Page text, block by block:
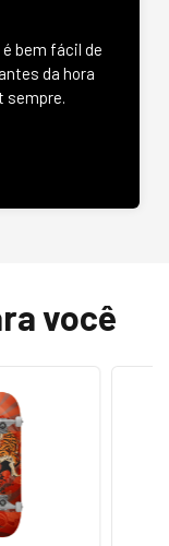
bem fácil de
da hora
sempre.
você